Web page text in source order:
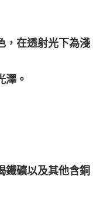
，在透射光下為淺
澤。
鐵礦以及其他含銅